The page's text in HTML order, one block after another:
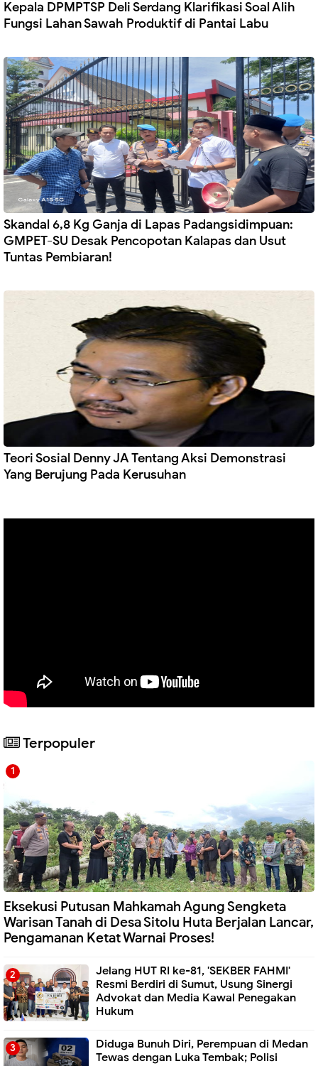
Kepala DPMPTSP Deli Serdang Klarifikasi Soal Alih
Fungsi Lahan Sawah Produktif di Pantai Labu
Skandal 6,8 Kg Ganja di Lapas Padangsidimpuan:
GMPET-SU Desak Pencopotan Kalapas dan Usut
Tuntas Pembiaran!
Teori Sosial Denny JA Tentang Aksi Demonstrasi
Yang Berujung Pada Kerusuhan
Terpopuler
Eksekusi Putusan Mahkamah Agung Sengketa
Warisan Tanah di Desa Sitolu Huta Berjalan Lancar,
Pengamanan Ketat Warnai Proses!
Jelang HUT RI ke-81, 'SEKBER FAHMI'
Resmi Berdiri di Sumut, Usung Sinergi
Advokat dan Media Kawal Penegakan
Hukum
Diduga Bunuh Diri, Perempuan di Medan
Tewas dengan Luka Tembak; Polisi